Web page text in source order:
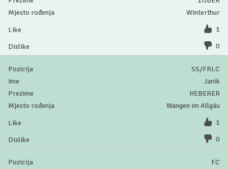
Winterthur
1
0
SS/FRLC
Janik
HEBERER
Wangen im Allgäu
1
0
FC